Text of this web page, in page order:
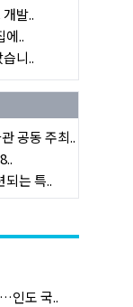
발..
에..
니..
공동 주최..
되는 특..
인도 국..